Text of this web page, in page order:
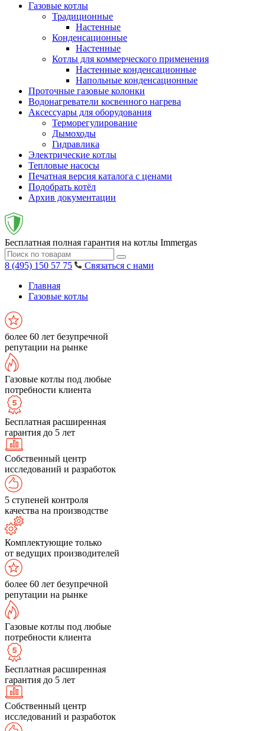
Газовые котлы
Традиционные
Настенные
Конденсационные
Настенные
Котлы для коммерческого применения
Настенные конденсационные
Напольные конденсационные
Проточные газовые колонки
Водонагреватели косвенного нагрева
Аксессуары для оборудования
Терморегулирование
Дымоходы
Гидравлика
Электрические котлы
Тепловые насосы
Печатная версия каталога с ценами
Подобрать котёл
Архив документации
Бесплатная полная гарантия на котлы Immergas
8 (495) 150 57 75
Связаться с нами
Главная
Газовые котлы
более 60 лет безупречной
репутации на рынке
Газовые котлы под любые
потребности клиента
Бесплатная расширенная
гарантия до 5 лет
Собственный центр
исследований и разработок
5 ступеней контроля
качества на производстве
Комплектующие только
от ведущих производителей
более 60 лет безупречной
репутации на рынке
Газовые котлы под любые
потребности клиента
Бесплатная расширенная
гарантия до 5 лет
Собственный центр
исследований и разработок